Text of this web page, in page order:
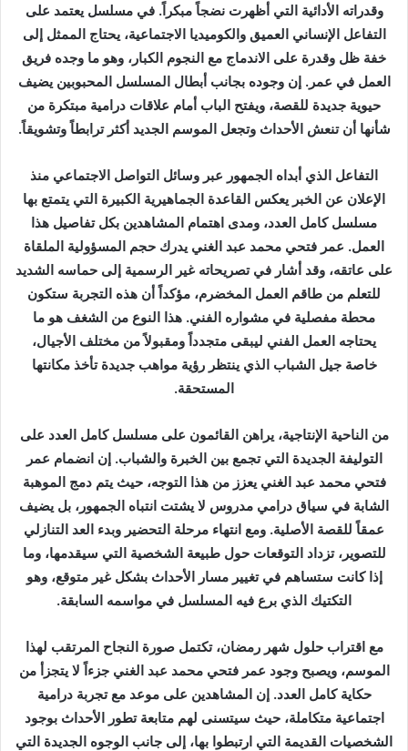
وقدراته الأدائية التي أظهرت نضجاً مبكراً. في مسلسل يعتمد على
التفاعل الإنساني العميق والكوميديا الاجتماعية، يحتاج الممثل إلى
خفة ظل وقدرة على الاندماج مع النجوم الكبار، وهو ما وجده فريق
العمل في عمر. إن وجوده بجانب أبطال المسلسل المحبوبين يضيف
حيوية جديدة للقصة، ويفتح الباب أمام علاقات درامية مبتكرة من
شأنها أن تنعش الأحداث وتجعل الموسم الجديد أكثر ترابطاً وتشويقاً.
التفاعل الذي أبداه الجمهور عبر وسائل التواصل الاجتماعي منذ
الإعلان عن الخبر يعكس القاعدة الجماهيرية الكبيرة التي يتمتع بها
مسلسل كامل العدد، ومدى اهتمام المشاهدين بكل تفاصيل هذا
العمل. عمر فتحي محمد عبد الغني يدرك حجم المسؤولية الملقاة
على عاتقه، وقد أشار في تصريحاته غير الرسمية إلى حماسه الشديد
للتعلم من طاقم العمل المخضرم، مؤكداً أن هذه التجربة ستكون
محطة مفصلية في مشواره الفني. هذا النوع من الشغف هو ما
يحتاجه العمل الفني ليبقى متجدداً ومقبولاً من مختلف الأجيال،
خاصة جيل الشباب الذي ينتظر رؤية مواهب جديدة تأخذ مكانتها
المستحقة.
من الناحية الإنتاجية، يراهن القائمون على مسلسل كامل العدد على
التوليفة الجديدة التي تجمع بين الخبرة والشباب. إن انضمام عمر
فتحي محمد عبد الغني يعزز من هذا التوجه، حيث يتم دمج الموهبة
الشابة في سياق درامي مدروس لا يشتت انتباه الجمهور، بل يضيف
عمقاً للقصة الأصلية. ومع انتهاء مرحلة التحضير وبدء العد التنازلي
للتصوير، تزداد التوقعات حول طبيعة الشخصية التي سيقدمها، وما
إذا كانت ستساهم في تغيير مسار الأحداث بشكل غير متوقع، وهو
التكتيك الذي برع فيه المسلسل في مواسمه السابقة.
مع اقتراب حلول شهر رمضان، تكتمل صورة النجاح المرتقب لهذا
الموسم، ويصبح وجود عمر فتحي محمد عبد الغني جزءاً لا يتجزأ من
حكاية كامل العدد. إن المشاهدين على موعد مع تجربة درامية
اجتماعية متكاملة، حيث سيتسنى لهم متابعة تطور الأحداث بوجود
الشخصيات القديمة التي ارتبطوا بها، إلى جانب الوجوه الجديدة التي